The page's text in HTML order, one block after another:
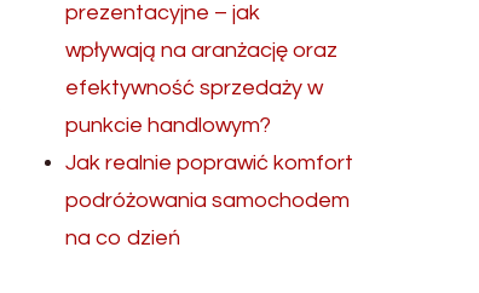
prezentacyjne – jak
wpływają na aranżację oraz
efektywność sprzedaży w
punkcie handlowym?
Jak realnie poprawić komfort
podróżowania samochodem
na co dzień